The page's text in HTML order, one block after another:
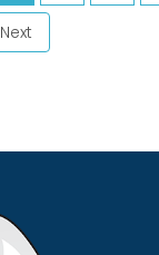
(current)
Next